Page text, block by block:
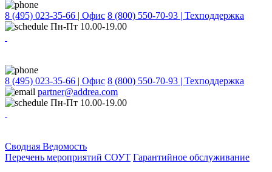
8 (495) 023-35-66 | Офис 8 (800) 550-70-93 | Техподдержка
Пн-Пт 10.00-19.00
8 (495) 023-35-66 | Офис 8 (800) 550-70-93 | Техподдержка
partner@addrea.com
Пн-Пт 10.00-19.00
Сводная Ведомость
Перечень мероприятий СОУТ Гарантийное обслуживание